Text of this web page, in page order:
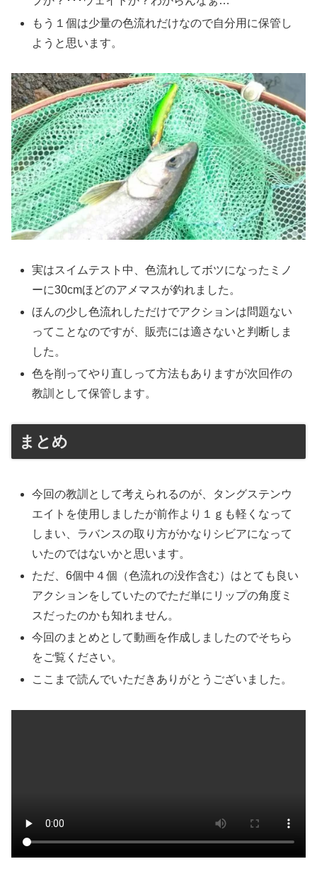
もう１個は少量の色流れだけなので自分用に保管し
ようと思います。
実はスイムテスト中、色流れしてボツになったミノ
ーに30cmほどのアメマスが釣れました。
ほんの少し色流れしただけでアクションは問題ない
ってことなのですが、販売には適さないと判断しま
した。
色を削ってやり直しって方法もありますが次回作の
教訓として保管します。
まとめ
今回の教訓として考えられるのが、タングステンウ
エイトを使用しましたが前作より１ｇも軽くなって
しまい、ラバンスの取り方がかなりシビアになって
いたのではないかと思います。
ただ、6個中４個（色流れの没作含む）はとても良い
アクションをしていたのでただ単にリップの角度ミ
スだったのかも知れません。
今回のまとめとして動画を作成しましたのでそちら
をご覧ください。
ここまで読んでいただきありがとうございました。